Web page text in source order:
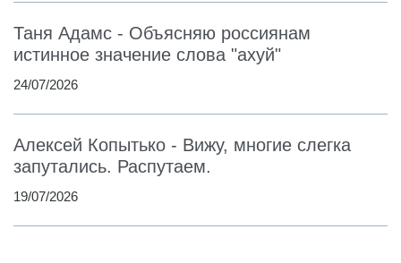
Таня Адамс - Объясняю россиянам
истинное значение слова "ахуй"
24/07/2026
Алексей Копытько - Вижу, многие слегка
запутались. Распутаем.
19/07/2026